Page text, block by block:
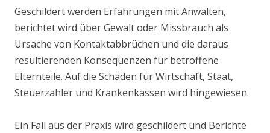
Geschildert werden Erfahrungen mit Anwälten,
berichtet wird über Gewalt oder Missbrauch als
Ursache von Kontaktabbrüchen und die daraus
resultierenden Konsequenzen für betroffene
Elternteile. Auf die Schäden für Wirtschaft, Staat,
Steuerzahler und Krankenkassen wird hingewiesen.
Ein Fall aus der Praxis wird geschildert und Berichte